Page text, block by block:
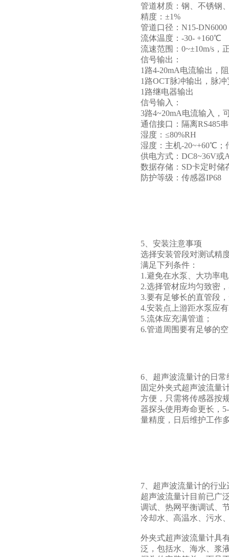
管道材质：钢、不锈钢
精度：±1%
管道口径：N15-DN6000
流体温度：-30- +160℃
流速范围：0~±10m/s，
信号输出：
1路4-20mA电流输出，
1路OCT脉冲输出，脉冲
1路继电器输出
信号输入：
3路4~20mA电流输入，
通信接口：隔离RS485
湿度：≤80%RH
湿度：主机-20~+60℃；
供电方式：DC8~36V或
数据存储：SD卡定时储
防护等级：传感器IP68
5、安装注意事项
选择安装管段对测试精
满足下列条件：
1.避免在水泵、大功率
2.选择管材应均匀致密
3.要有足够长的直管段
4.安装点上游距水泵应
5.流体应充满管道；
6.管道周围要有足够的
6、超声波流量计的日常
固定外夹式超声波流量
方便，只需将传感器按
器探头使用寿命更长，
量精度，日后维护工作
7、超声波流量计的行业
超声波流量计目前已广
调试、热网平衡调试、
冷却水、高温水、污水
外夹式超声波流量计具
泛，包括水、海水、浆